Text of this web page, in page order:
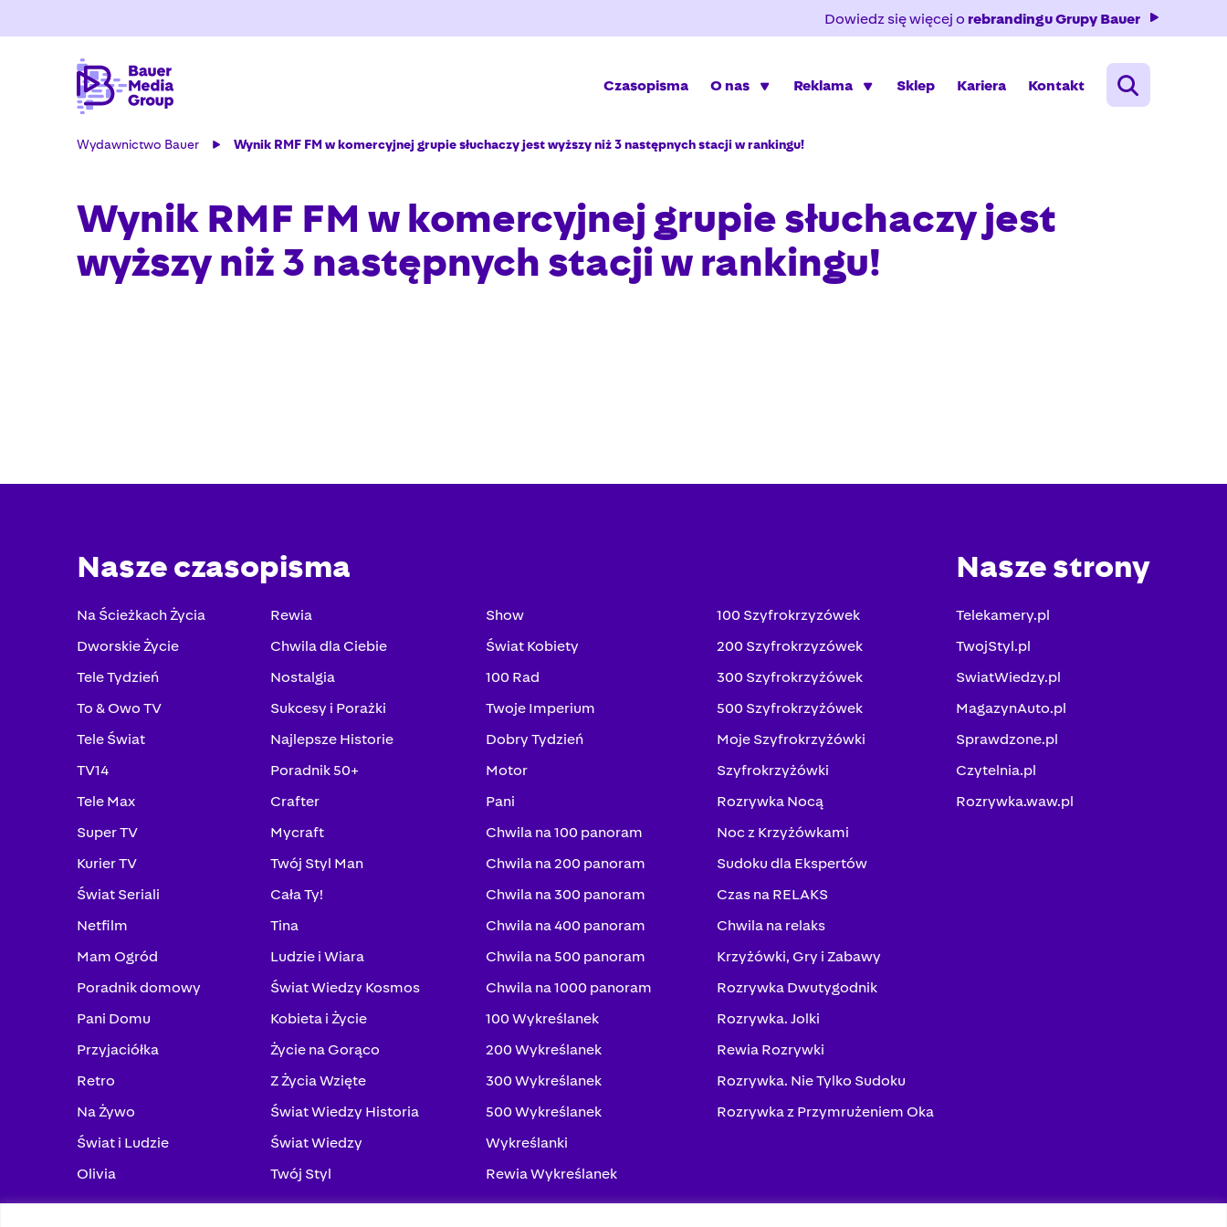
Dowiedz się więcej o rebrandingu Grupy Bauer
Czasopisma O nas Reklama Sklep Kariera Kontakt
Wydawnictwo Bauer Wynik RMF FM w komercyjnej grupie słuchaczy jest wyższy niż 3 następnych stacji w rankingu!
Wynik RMF FM w komercyjnej grupie słuchaczy jest
wyższy niż 3 następnych stacji w rankingu!
Nasze czasopisma
Na Ścieżkach Życia
Dworskie Życie
Tele Tydzień
To & Owo TV
Tele Świat
TV14
Tele Max
Super TV
Kurier TV
Świat Seriali
Netfilm
Mam Ogród
Poradnik domowy
Pani Domu
Przyjaciółka
Retro
Na Żywo
Świat i Ludzie
Olivia
Rewia
Chwila dla Ciebie
Nostalgia
Sukcesy i Porażki
Najlepsze Historie
Poradnik 50+
Crafter
Mycraft
Twój Styl Man
Cała Ty!
Tina
Ludzie i Wiara
Świat Wiedzy Kosmos
Kobieta i Życie
Życie na Gorąco
Z Życia Wzięte
Świat Wiedzy Historia
Świat Wiedzy
Twój Styl
Show
Świat Kobiety
100 Rad
Twoje Imperium
Dobry Tydzień
Motor
Pani
Chwila na 100 panoram
Chwila na 200 panoram
Chwila na 300 panoram
Chwila na 400 panoram
Chwila na 500 panoram
Chwila na 1000 panoram
100 Wykreślanek
200 Wykreślanek
300 Wykreślanek
500 Wykreślanek
Wykreślanki
Rewia Wykreślanek
100 Szyfrokrzyzówek
200 Szyfrokrzyzówek
300 Szyfrokrzyżówek
500 Szyfrokrzyżówek
Moje Szyfrokrzyżówki
Szyfrokrzyżówki
Rozrywka Nocą
Noc z Krzyżówkami
Sudoku dla Ekspertów
Czas na RELAKS
Chwila na relaks
Krzyżówki, Gry i Zabawy
Rozrywka Dwutygodnik
Rozrywka. Jolki
Rewia Rozrywki
Rozrywka. Nie Tylko Sudoku
Rozrywka z Przymrużeniem Oka
Nasze strony
Telekamery.pl
TwojStyl.pl
SwiatWiedzy.pl
MagazynAuto.pl
Sprawdzone.pl
Czytelnia.pl
Rozrywka.waw.pl